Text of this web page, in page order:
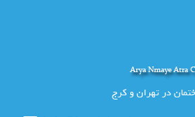
در تهران و کرج